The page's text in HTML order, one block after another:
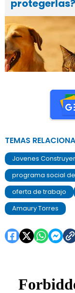
protegerlas?
TEMAS
Jovenes
programa social
oferta de trabajo
Amaury Torres